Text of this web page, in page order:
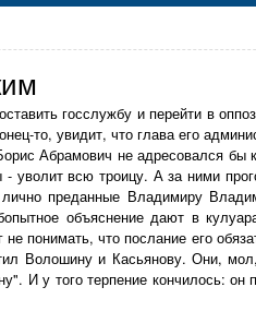
госслужбу и перейти в
то, увидит, что глава его
Абрамович не адресовался
всю троицу. А за ними
преданные Владимиру
объяснение дают в
понимать, что послание его
Волошину и Касьянову. Они,
И у того терпение кончилось: